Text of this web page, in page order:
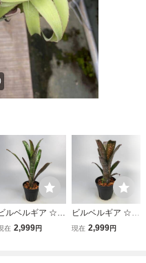
ルベルギア ☆ B
Halleluja
在 2,999円
ビルベルギア ☆ B
illbergia Kolan Ap
現在 2,999円